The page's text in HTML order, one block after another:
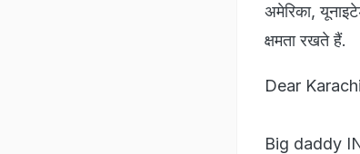
अमेरिका,
क्षमता रखते हैं.
Dear
Big daddy